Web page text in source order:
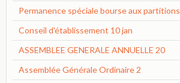
Permanence spéciale bourse aux partitions
Conseil d'établissement 10 jan
ASSEMBLEE GENERALE ANNUELLE 20
Assemblée Générale Ordinaire 2